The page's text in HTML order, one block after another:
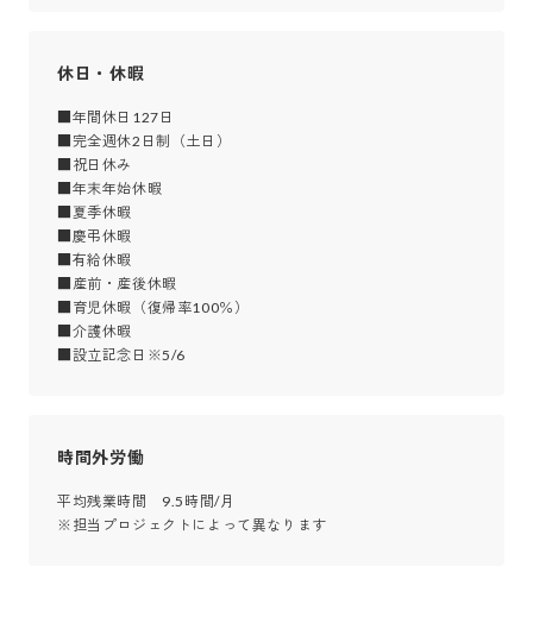
休日・休暇
■年間休日127日
■完全週休2日制（土日）
■祝日休み
■年末年始休暇
■夏季休暇
■慶弔休暇
■有給休暇
■産前・産後休暇
■育児休暇（復帰率100％）
■介護休暇
■設立記念日※5/6
時間外労働
平均残業時間　9.5時間/月